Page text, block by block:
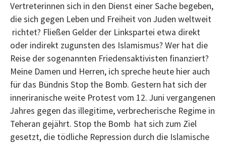
Vertreterinnen sich in den Dienst einer Sache begeben,
die sich gegen Leben und Freiheit von Juden weltweit
richtet? Fließen Gelder der Linkspartei etwa direkt
oder indirekt zugunsten des Islamismus? Wer hat die
Reise der sogenannten Friedensaktivisten finanziert?
Meine Damen und Herren, ich spreche heute hier auch
für das Bündnis Stop the Bomb. Gestern hat sich der
inneriranische weite Protest vom 12. Juni vergangenen
Jahres gegen das illegitime, verbrecherische Regime in
Teheran gejährt. Stop the Bomb hat sich zum Ziel
gesetzt, die tödliche Repression durch die Islamische